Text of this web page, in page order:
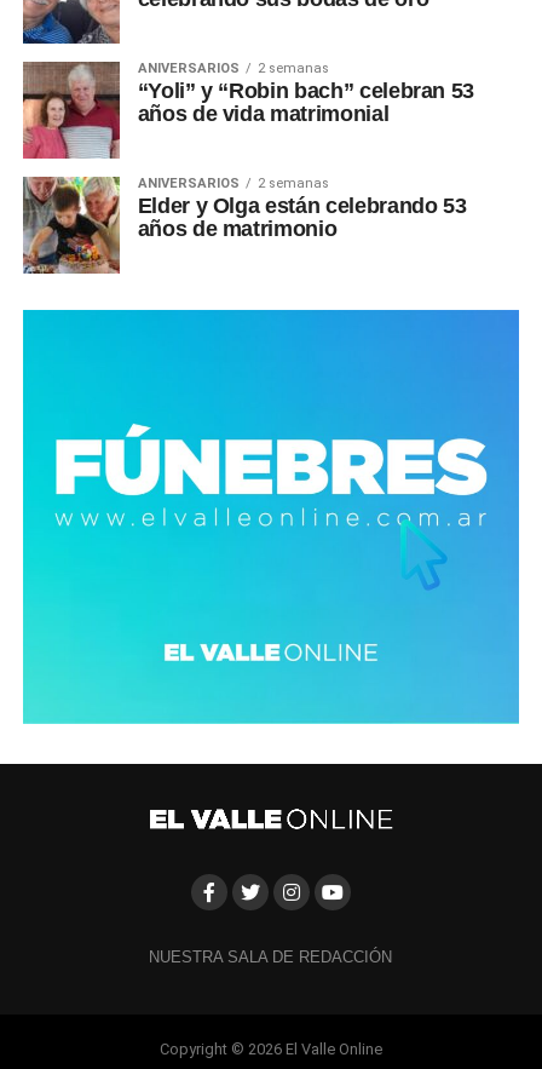
ANIVERSARIOS 2 semanas
“Yoli” y “Robin bach” celebran 53
años de vida matrimonial
ANIVERSARIOS 2 semanas
Elder y Olga están celebrando 53
años de matrimonio
NUESTRA SALA DE REDACCIÓN
Copyright © 2026 El Valle Online